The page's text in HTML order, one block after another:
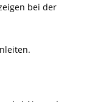
bei der